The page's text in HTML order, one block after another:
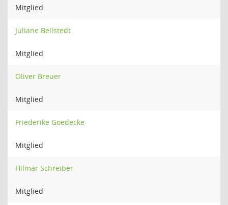
Mitglied
Juliane Bellstedt
Mitglied
Oliver Breuer
Mitglied
Friederike Goedecke
Mitglied
Hilmar Schreiber
Mitglied